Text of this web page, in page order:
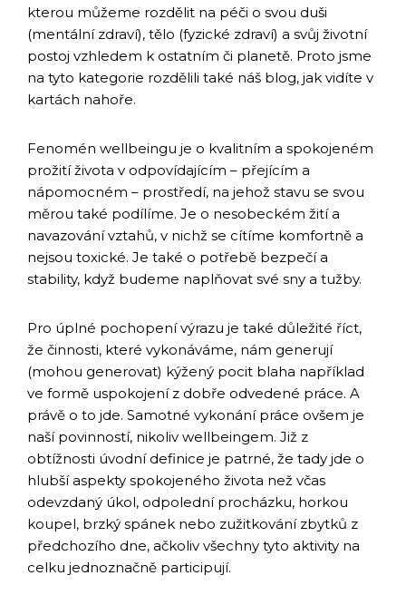
kterou můžeme rozdělit na péči o svou duši
(mentální zdraví), tělo (fyzické zdraví) a svůj životní
postoj vzhledem k ostatním či planetě. Proto jsme
na tyto kategorie rozdělili také náš blog, jak vidíte v
kartách nahoře.
Fenomén wellbeingu je o kvalitním a spokojeném
prožití života v odpovídajícím – přejícím a
nápomocném – prostředí, na jehož stavu se svou
měrou také podílíme. Je o nesobeckém žití a
navazování vztahů, v nichž se cítíme komfortně a
nejsou toxické. Je také o potřebě bezpečí a
stability, když budeme naplňovat své sny a tužby.
Pro úplné pochopení výrazu je také důležité říct,
že činnosti, které vykonáváme, nám generují
(mohou generovat) kýžený pocit blaha například
ve formě uspokojení z dobře odvedené práce. A
právě o to jde. Samotné vykonání práce ovšem je
naší povinností, nikoliv wellbeingem. Již z
obtížnosti úvodní definice je patrné, že tady jde o
hlubší aspekty spokojeného života než včas
odevzdaný úkol, odpolední procházku, horkou
koupel, brzký spánek nebo zužitkování zbytků z
předchozího dne, ačkoliv všechny tyto aktivity na
celku jednoznačně participují.